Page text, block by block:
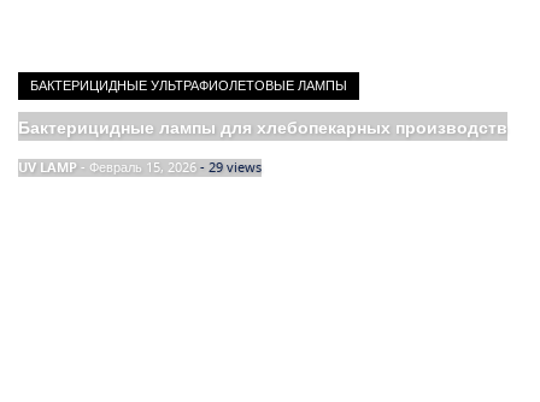
БАКТЕРИЦИДНЫЕ УЛЬТРАФИОЛЕТОВЫЕ ЛАМПЫ
Бактерицидные лампы для хлебопекарных производств
UV LAMP- Февраль 15, 2026- 29 views